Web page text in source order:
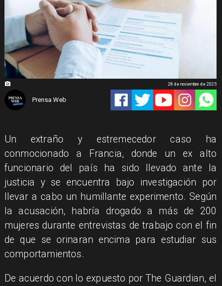
Prensa Web
28 de noviembre de 2025
Un extraño y estremecedor caso ha
conmocionado a Francia, donde un ex alto
funcionario del país ha sido llevado ante la
justicia y se encuentra bajo investigación por
llevar a cabo un humillante experimento. Según
la acusación, habría drogado a más de 200
mujeres durante entrevistas de trabajo con el fin
de que se orinaran encima para estudiar sus
comportamientos.
De acuerdo con lo expuesto por The Guardian, el